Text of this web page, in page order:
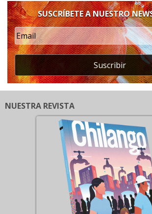
SUSCRÍBETE A NUESTRO
Suscribir
NUESTRA REVISTA